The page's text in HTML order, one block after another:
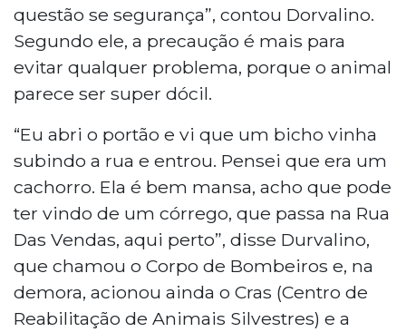
questão se segurança”, contou Dorvalino.
Segundo ele, a precaução é mais para
evitar qualquer problema, porque o animal
parece ser super dócil.
“Eu abri o portão e vi que um bicho vinha
subindo a rua e entrou. Pensei que era um
cachorro. Ela é bem mansa, acho que pode
ter vindo de um córrego, que passa na Rua
Das Vendas, aqui perto”, disse Durvalino,
que chamou o Corpo de Bombeiros e, na
demora, acionou ainda o Cras (Centro de
Reabilitação de Animais Silvestres) e a